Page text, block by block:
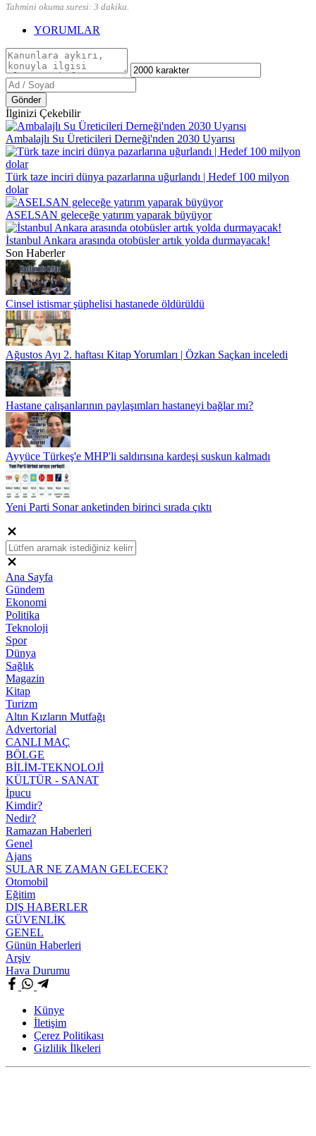
Tahmini okuma suresi: 3 dakika.
YORUMLAR
Gönder
İlginizi Çekebilir
Ambalajlı Su Üreticileri Derneği'nden 2030 Uyarısı
Türk taze inciri dünya pazarlarına uğurlandı | Hedef 100 milyon
dolar
ASELSAN geleceğe yatırım yaparak büyüyor
İstanbul Ankara arasında otobüsler artık yolda durmayacak!
Son Haberler
Cinsel istismar şüphelisi hastanede öldürüldü
Ağustos Ayı 2. haftası Kitap Yorumları | Özkan Saçkan inceledi
Hastane çalışanlarının paylaşımları hastaneyi bağlar mı?
Ayyüce Türkeş'e MHP'li saldırısına kardeşi suskun kalmadı
Yeni Parti Sonar anketinden birinci sırada çıktı
Ana Sayfa
Gündem
Ekonomi
Politika
Teknoloji
Spor
Dünya
Sağlık
Magazin
Kitap
Turizm
Altın Kızların Mutfağı
Advertorial
CANLI MAÇ
BÖLGE
BİLİM-TEKNOLOJİ
KÜLTÜR - SANAT
İpucu
Kimdir?
Nedir?
Ramazan Haberleri
Genel
Ajans
SULAR NE ZAMAN GELECEK?
Otomobil
Eğitim
DIŞ HABERLER
GÜVENLİK
GENEL
Günün Haberleri
Arşiv
Hava Durumu
Künye
İletişim
Çerez Politikası
Gizlilik İlkeleri